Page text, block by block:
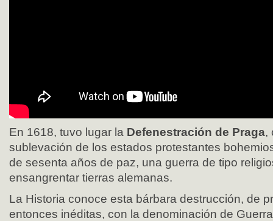
En 1618, tuvo lugar la Defenestración de Praga,
sublevación de los estados protestantes
de sesenta años de paz, una guerra de tipo
ensangrentar tierras alemanas.
La Historia conoce esta bárbara destrucción, de
entonces inéditas, con la denominación de